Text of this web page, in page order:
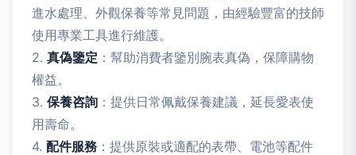
進水處理、外觀保養等常見問題，由經驗豐富的技師
使用專業工具進行維護。
2. 真偽鑒定 ：幫助消費者鑒別腕表真偽，保障購物
權益。
3. 保養咨詢 ：提供日常佩戴保養建議，延長愛表使
用壽命。
4. 配件服務 ：提供原裝或適配的表帶、電池等配件